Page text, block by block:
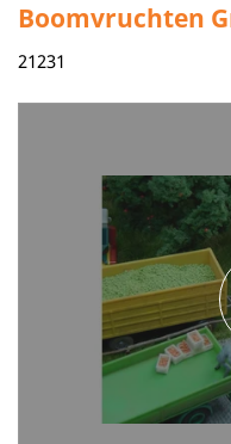
Boomvruchten
21231